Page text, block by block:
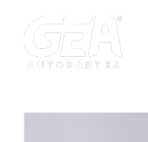
contenido